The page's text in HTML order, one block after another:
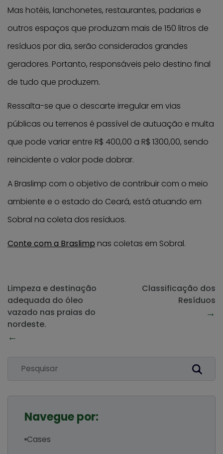
Mas hotéis, lanchonetes, restaurantes, padarias e
outros espaços que produzam mais de 150 litros de
resíduos por dia, serão considerados grandes
geradores. Portanto, responsáveis pelo destino final
de tudo que produzem.
Ressalta-se que o descarte irregular em vias
públicas ou terrenos é passível de autuação e multa
que pode variar entre R$ 400,00 a R$ 1300,00, sendo
reincidente o valor pode dobrar.
A Braslimp com o objetivo de contribuir com o meio
ambiente e o estado do Ceará, está atuando em
Sobral na coleta dos resíduos.
Conte com a Braslimp nas coletas em Sobral.
Limpeza e destinação
adequada do óleo
vazado nas praias do
nordeste.
←
Classificação dos
Resíduos
→
Navegue por:
Cases